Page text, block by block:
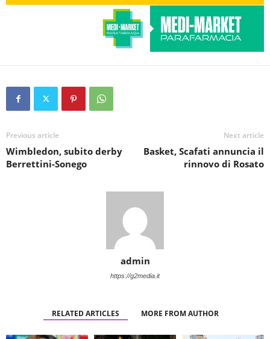
Previous article
Wimbledon, subito derby
Berrettini-Sonego
Next article
Basket, Scafati annuncia il
rinnovo di Rosato
admin
https://g2media.it
RELATED ARTICLES MORE FROM AUTHOR